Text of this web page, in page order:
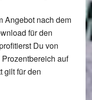
Angebot nach dem
für den
Du von
auf
gilt für den